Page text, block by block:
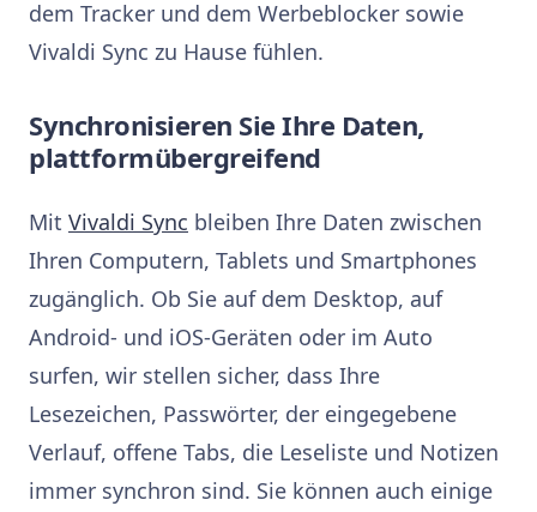
dem Tracker und dem Werbeblocker sowie
Vivaldi Sync zu Hause fühlen.
Synchronisieren Sie Ihre Daten,
plattformübergreifend
Mit Vivaldi Sync bleiben Ihre Daten zwischen
Ihren Computern, Tablets und Smartphones
zugänglich. Ob Sie auf dem Desktop, auf
Android- und iOS-Geräten oder im Auto
surfen, wir stellen sicher, dass Ihre
Lesezeichen, Passwörter, der eingegebene
Verlauf, offene Tabs, die Leseliste und Notizen
immer synchron sind. Sie können auch einige